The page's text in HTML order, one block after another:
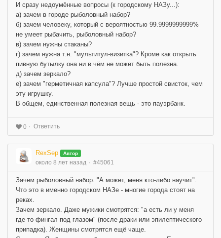
И сразу недоумённые вопросы (к городскому НАЗу...):
а) зачем в городе рыболовный набор?
б) зачем человеку, который с вероятностью 99.9999999999%
не умеет рыбачить, рыболовный набор?
в) зачем нужны стаканы?
г) зачем нужна т.н. "мультитул-визитка"? Кроме как открыть
пивную бутылку она ни в чём не может быть полезна.
д) зачем зеркало?
е) зачем "герметичная капсула"? Лучше простой свисток, чем
эту игрушку.
В общем, единственная полезная вещь - это пауэрбанк.
0 Ответить
RexSep Автор
около 8 лет назад #45061
Зачем рыболовный набор. "А может, меня кто-либо научит".
Что это в именно городском НАЗе - многие города стоят на
реках.
Зачем зеркало. Даже мужики смотрятся: "а есть ли у меня
где-то фингал под глазом" (после драки или эпилептического
припадка). Женщины смотрятся ещё чаще.